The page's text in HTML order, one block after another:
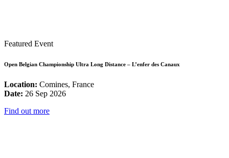
Featured Event
Open Belgian Championship Ultra Long Distance – L’enfer des Canaux
Location: Comines, France
Date: 26 Sep 2026
Find out more